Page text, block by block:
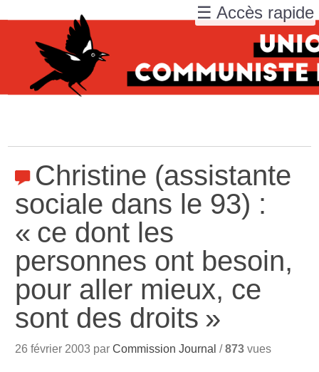
Christine (assistante
sociale dans le 93) :
« ce dont les
personnes ont besoin,
pour aller mieux, ce
sont des droits »
26 février 2003 parCommission Journal /873 vues
☰ Accès rapide